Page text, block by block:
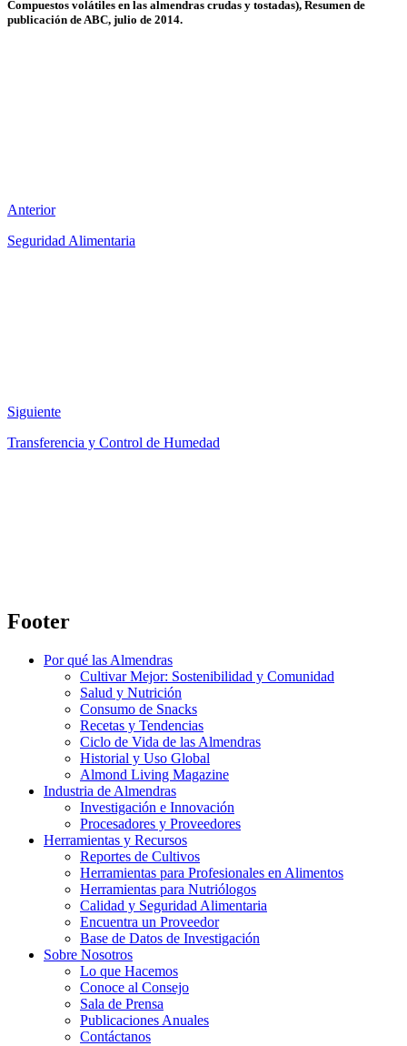
Compuestos volátiles en las almendras crudas y tostadas), Resumen de
publicación de ABC, julio de 2014.
Anterior
Seguridad Alimentaria
Siguiente
Transferencia y Control de Humedad
Footer
Por qué las Almendras
Cultivar Mejor: Sostenibilidad y Comunidad
Salud y Nutrición
Consumo de Snacks
Recetas y Tendencias
Ciclo de Vida de las Almendras
Historial y Uso Global
Almond Living Magazine
Industria de Almendras
Investigación e Innovación
Procesadores y Proveedores
Herramientas y Recursos
Reportes de Cultivos
Herramientas para Profesionales en Alimentos
Herramientas para Nutriólogos
Calidad y Seguridad Alimentaria
Encuentra un Proveedor
Base de Datos de Investigación
Sobre Nosotros
Lo que Hacemos
Conoce al Consejo
Sala de Prensa
Publicaciones Anuales
Contáctanos